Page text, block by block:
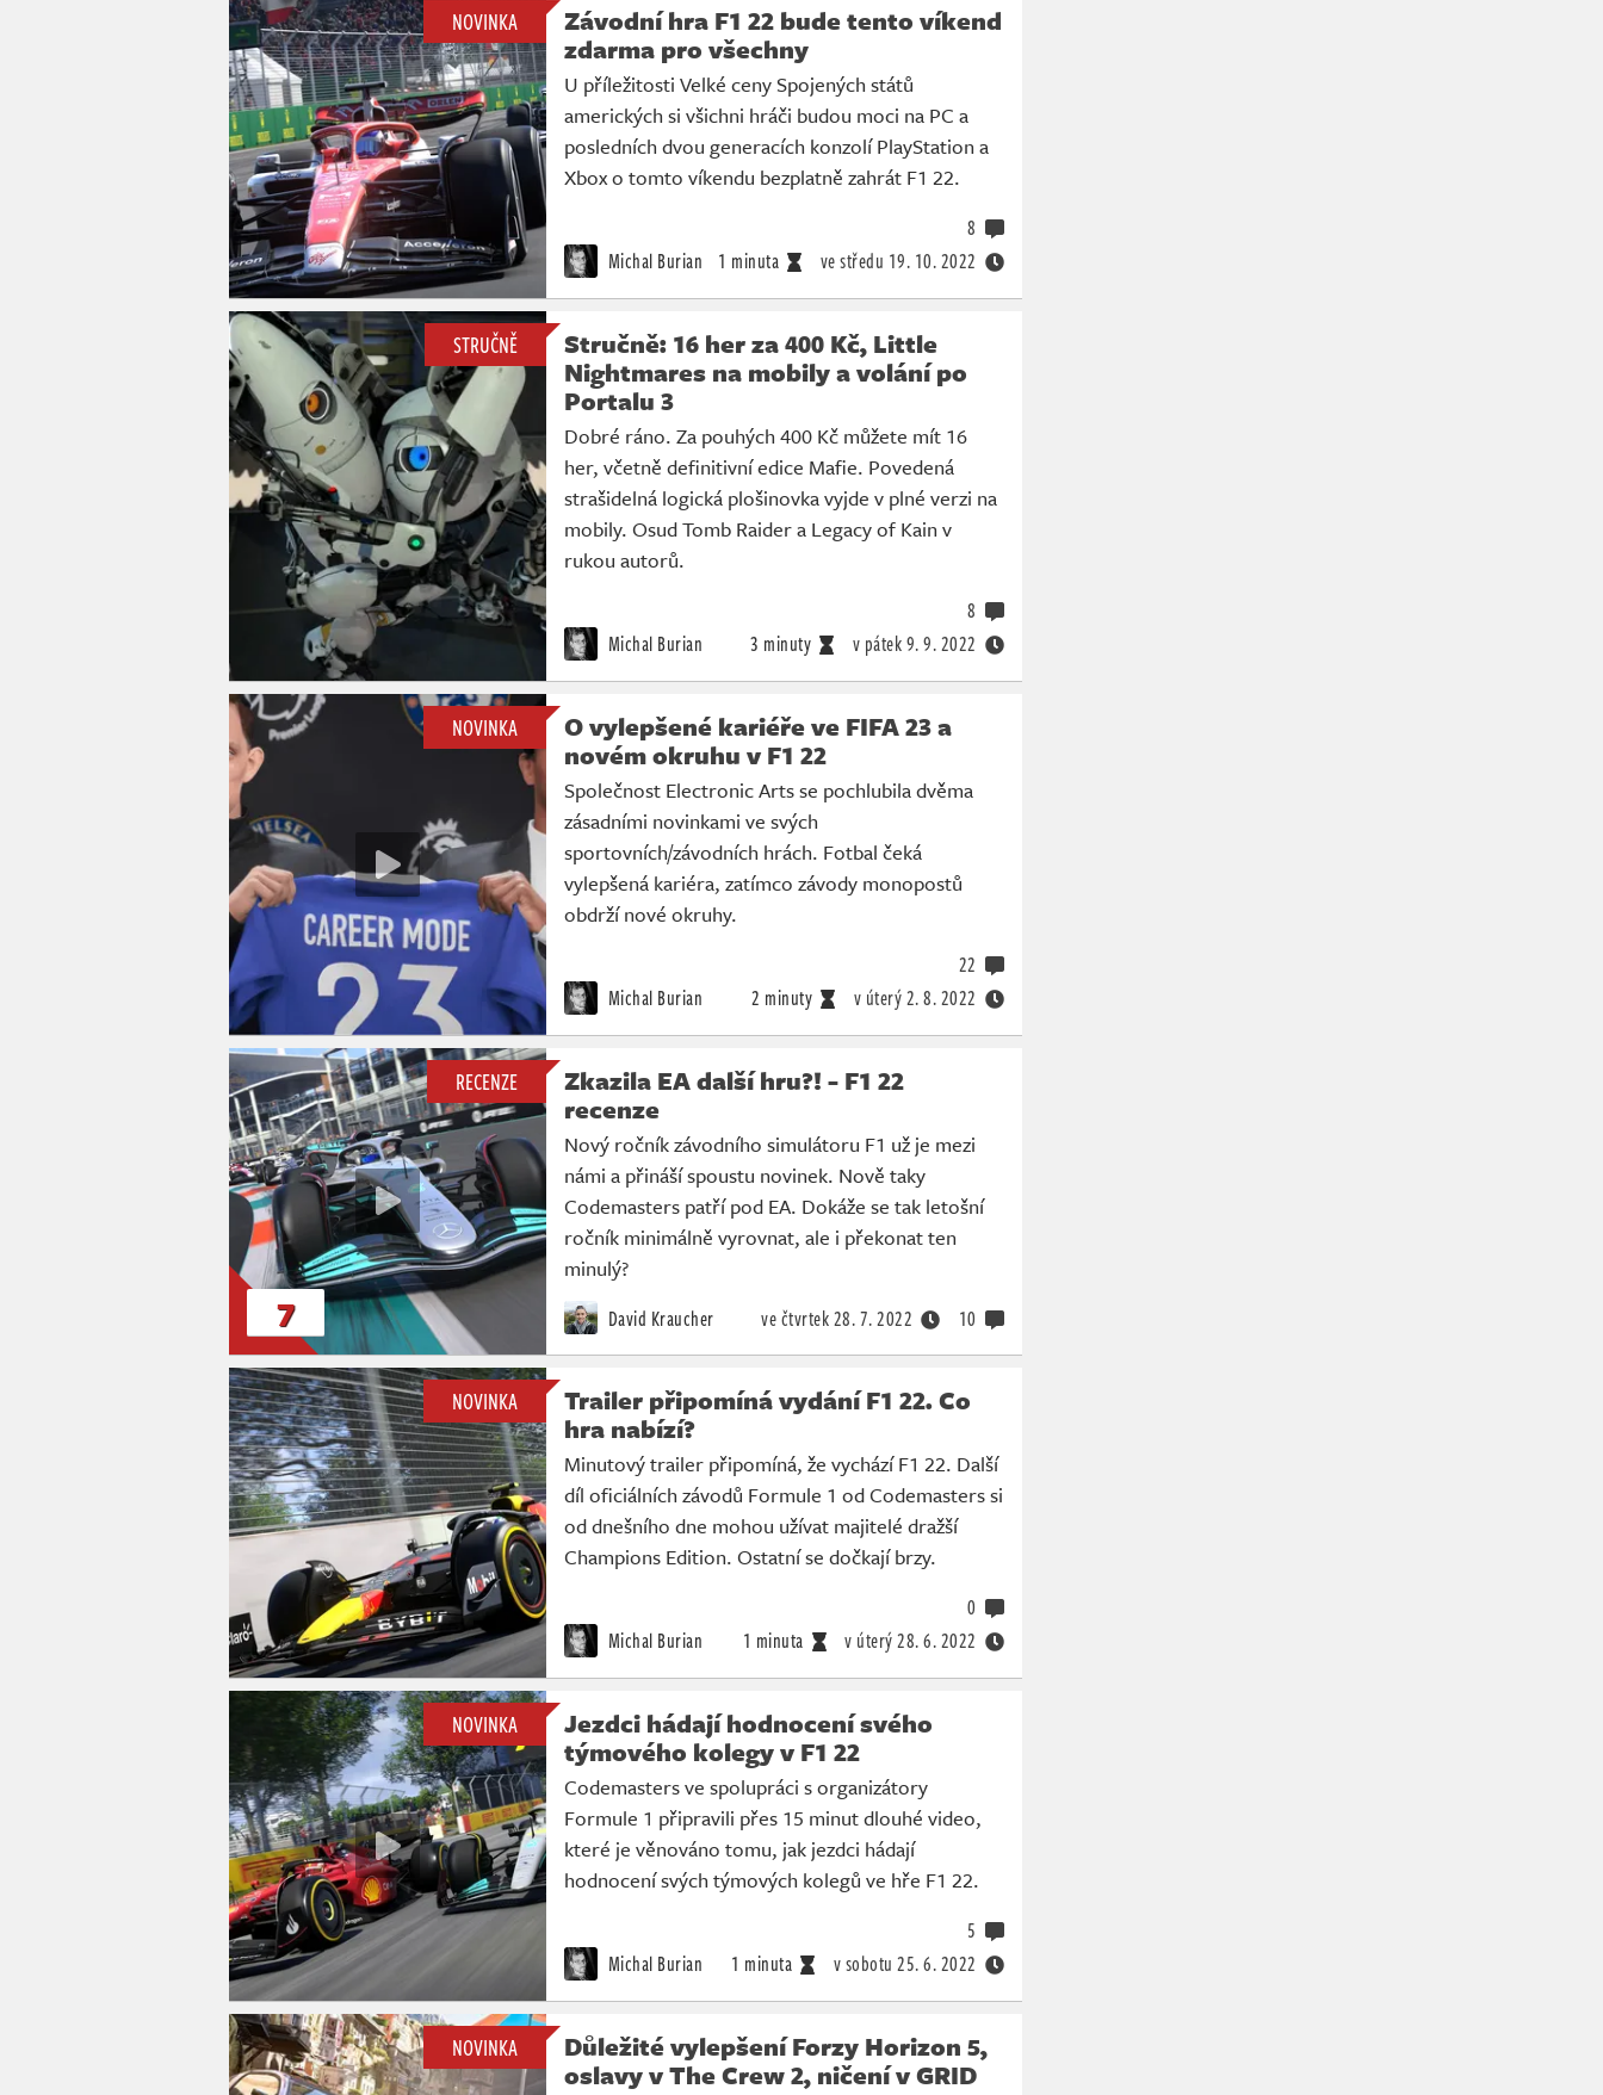
NOVINKA
Závodní hra F1 22 bude tento víkend
zdarma pro všechny
U příležitosti Velké ceny Spojených států
amerických si všichni hráči budou moci na PC a
posledních dvou generacích konzolí PlayStation a
Xbox o tomto víkendu bezplatně zahrát F1 22.
Michal Burian 1 minuta ve středu 19. 10. 2022
8
STRUČNĚ
Stručně: 16 her za 400 Kč, Little
Nightmares na mobily a volání po
Portalu 3
Dobré ráno. Za pouhých 400 Kč můžete mít 16
her, včetně definitivní edice Mafie. Povedená
strašidelná logická plošinovka vyjde v plné verzi na
mobily. Osud Tomb Raider a Legacy of Kain v
rukou autorů.
Michal Burian 3 minuty v pátek9. 9. 2022
8
NOVINKA
O vylepšené kariéře ve FIFA 23 a
novém okruhu v F1 22
Společnost Electronic Arts se pochlubila dvěma
zásadními novinkami ve svých
sportovních/závodních hrách. Fotbal čeká
vylepšená kariéra, zatímco závody monopostů
obdrží nové okruhy.
Michal Burian 2 minuty v úterý2. 8. 2022
22
RECENZE
7
Zkazila EA další hru?! - F1 22
recenze
Nový ročník závodního simulátoru F1 už je mezi
námi a přináší spoustu novinek. Nově taky
Codemasters patří pod EA. Dokáže se tak letošní
ročník minimálně vyrovnat, ale i překonat ten
minulý?
David Kraucher ve čtvrtek28. 7. 2022 10
NOVINKA
Trailer připomíná vydání F1 22. Co
hra nabízí?
Minutový trailer připomíná, že vychází F1 22. Další
díl oficiálních závodů Formule 1 od Codemasters si
od dnešního dne mohou užívat majitelé dražší
Champions Edition. Ostatní se dočkají brzy.
Michal Burian 1 minuta v úterý28. 6. 2022
0
NOVINKA
Jezdci hádají hodnocení svého
týmového kolegy v F1 22
Codemasters ve spolupráci s organizátory
Formule 1 připravili přes 15 minut dlouhé video,
které je věnováno tomu, jak jezdci hádají
hodnocení svých týmových kolegů ve hře F1 22.
Michal Burian 1 minuta v sobotu 25. 6. 2022
5
NOVINKA
Důležité vylepšení Forzy Horizon 5,
oslavy v The Crew 2, ničení v GRID